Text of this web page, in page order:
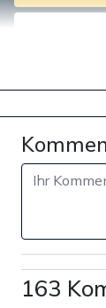
163